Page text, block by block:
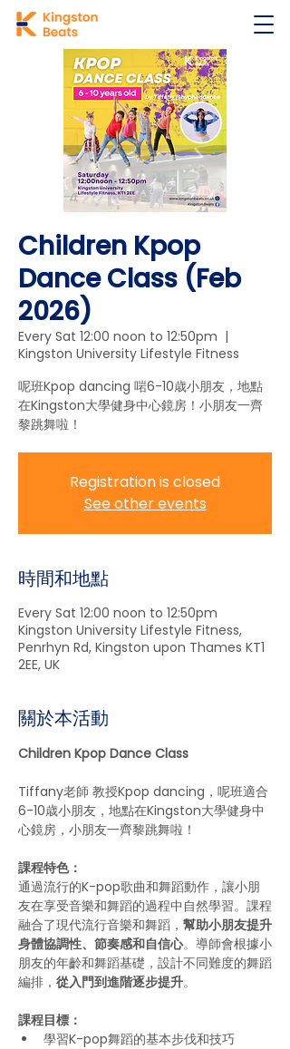
Children Kpop
Dance Class (Feb
2026)
Every Sat 12:00 noon to 12:50pm
  |
Kingston University Lifestyle Fitness
呢班Kpop dancing 啱6-10歳小朋友，地點
在Kingston大學健身中心鏡房！小朋友一齊
黎跳舞啦！
Registration is closed
See other events
時間和地點
Every Sat 12:00 noon to 12:50pm
Kingston University Lifestyle Fitness,
Penrhyn Rd, Kingston upon Thames KT1
2EE, UK
關於本活動
Children Kpop Dance Class
Tiffany老師 教授Kpop dancing，呢班適合
6-10歳小朋友，地點在Kingston大學健身中
心鏡房，小朋友一齊黎跳舞啦！
課程特色：
通過流行的K-pop歌曲和舞蹈動作，讓小朋
友在享受音樂和舞蹈的過程中自然學習。課程
融合了現代流行音樂和舞蹈， 幫助小朋友提升
身體協調性、節奏感和自信心。導師會根據小
朋友的年齡和舞蹈基礎，設計不同難度的舞蹈
編排， 從入門到進階逐步提升。
課程目標：
學習K-pop舞蹈的基本步伐和技巧